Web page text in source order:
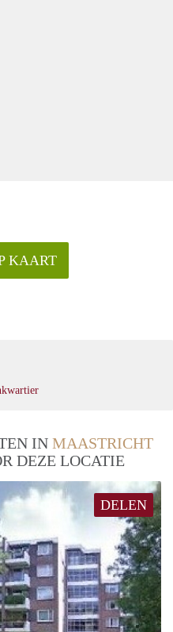
KAART
IN MAASTRICHT
DEZE LOCATIE
DELEN